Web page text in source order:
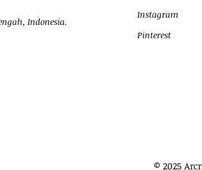
Indonesia.
Instagram
Pinterest
© 2025